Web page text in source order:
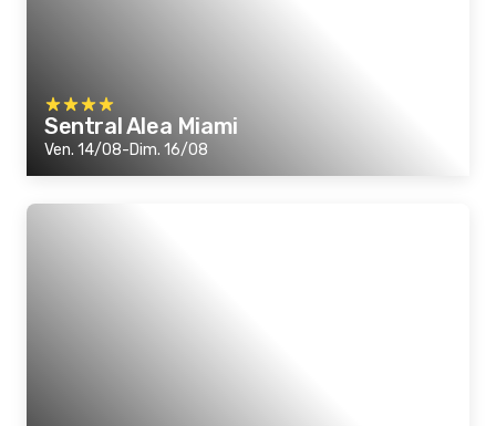
Sentral Alea Miami
Ven. 14/08-Dim. 16/08